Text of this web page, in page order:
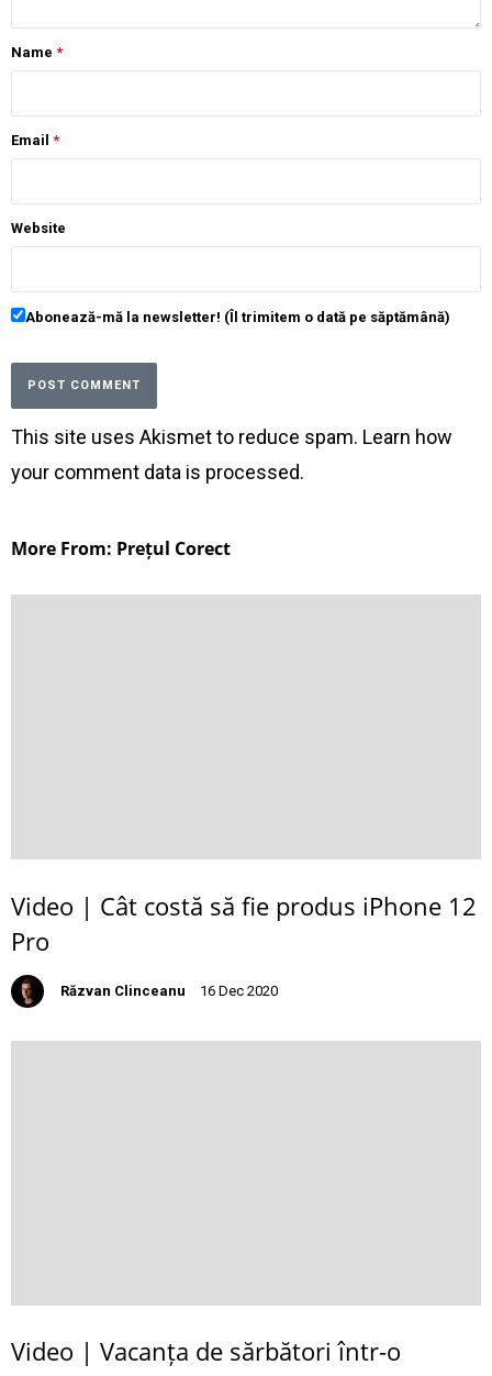
Name *
Email *
Website
Abonează-mă la newsletter! (Îl trimitem o dată pe săptămână)
This site uses Akismet to reduce spam. Learn how
your comment data is processed.
More From: Prețul Corect
Video | Cât costă să fie produs iPhone 12
Pro
Răzvan Clinceanu 16 Dec 2020
Video | Vacanța de sărbători într-o